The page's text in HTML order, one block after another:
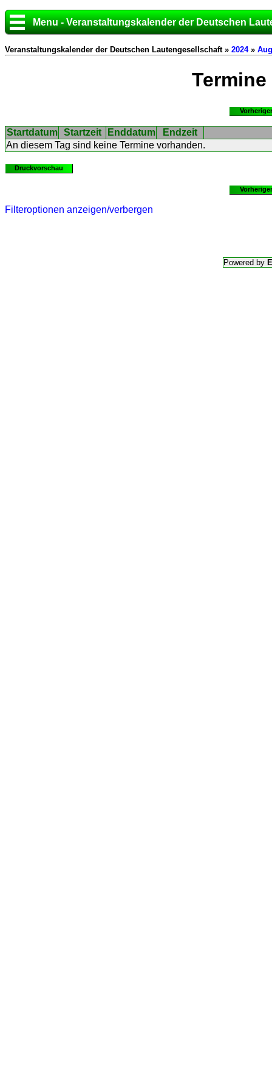
Menu - Veranstaltungskalender der Deutschen
Veranstaltungskalender der Deutschen Lautengesellschaft » 2024»
Termine
Startdatum Startzeit Enddatum
Endzeit
An diesem Tag sind keine Termine vorhanden.
Druckvorschau
Filteroptionen anzeigen/verbergen
Powered by